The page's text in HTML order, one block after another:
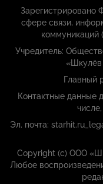
Зарегистрировано
сфере связи,
коммуникаций
Учредитель:
«Шкулёв
Главный
Контактные данные
Эл. почта:
Copyright (с) ООО
Любое